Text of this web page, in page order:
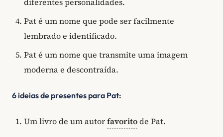
Pat é um nome que pode ser facilmente
lembrado e identificado.
Pat é um nome que transmite uma imagem
moderna e descontraída.
6 ideias de presentes para Pat:
Um livro de um autorfavoritode Pat.